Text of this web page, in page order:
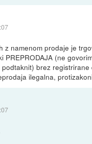
z namenom prodaje je
PREPRODAJA (ne
brez
ilegalna,